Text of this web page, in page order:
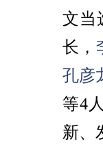
文当
长，
孔彦
等4
新、